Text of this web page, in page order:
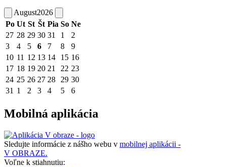
August2026
Po Ut St Št Pia So Ne
27 28 29 30 31 1
2
3
4 5 6 7 8
9
10 11 12 13 14 15 16
17 18 19 20 21 22 23
24 25 26 27 28 29 30
31 1 2 3 4 5 6
Mobilná aplikácia
Sledujte informácie z nášho webu v mobilnej aplikácii -
V OBRAZE.
Voľne k stiahnutiu: